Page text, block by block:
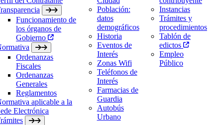
Funcionamiento de
los órganos de
Gobierno
Ordenanzas
Fiscales
Ordenanzas
Generales
Reglamentos
aplicable a la
Electrónica
Población:
datos
demográficos
Historia
Eventos de
Interés
Zonas Wifi
Teléfonos de
Interés
Farmacias de
Guardia
Autobús
Urbano
Instancias
Trámites y
procedimientos
Tablón de
edictos
Empleo
Público